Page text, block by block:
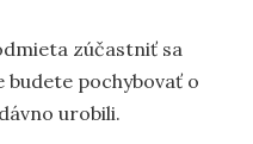
zúčastniť sa
pochybovať o
urobili.